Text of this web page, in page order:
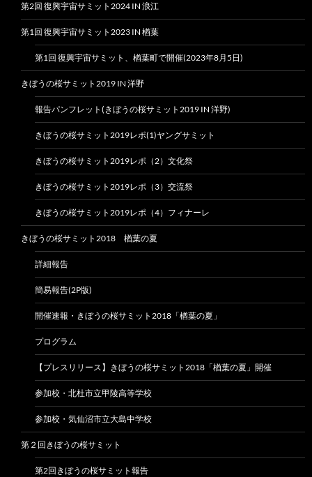
第2回 復興宇宙サミット2024 IN 浪江
第1回 復興宇宙サミット2023 IN 楢葉
第1回 復興宇宙サミット、楢葉町で開催(2023年8月5日)
きぼうの桜サミット2019 IN 洋野
報告パンフレット(きぼうの桜サミット2019 IN 洋野)
きぼうの桜サミット2019レポ(1)ヤングサミット
きぼうの桜サミット2019レポ（2）文化祭
きぼうの桜サミット2019レポ（3）交流祭
きぼうの桜サミット2019レポ（4）フィナーレ
きぼうの桜サミット2018 楢葉の夏
詳細報告
簡易報告(2P版)
開催速報・きぼうの桜サミット2018「楢葉の夏」
プログラム
【プレスリリース】きぼうの桜サミット2018「楢葉の夏」開催
参加校・北杜市立甲陵高等学校
参加校・気仙沼市立大島中学校
第２回きぼうの桜サミット
第2回きぼうの桜サミット報告